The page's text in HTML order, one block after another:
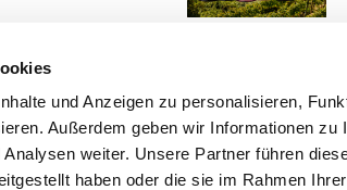
und Anzeigen zu personalisieren,
Außerdem geben wir Informationen
weiter. Unsere Partner führen
haben oder die sie im Rahmen
50,00 €